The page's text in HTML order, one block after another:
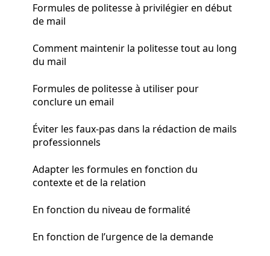
Formules de politesse à privilégier en début
de mail
Comment maintenir la politesse tout au long
du mail
Formules de politesse à utiliser pour
conclure un email
Éviter les faux-pas dans la rédaction de mails
professionnels
Adapter les formules en fonction du
contexte et de la relation
En fonction du niveau de formalité
En fonction de l’urgence de la demande